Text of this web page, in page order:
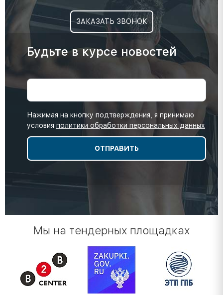
ЗАКАЗАТЬ ЗВОНОК
Будьте в курсе новостей
Нажимая на кнопку подтверждения, я принимаю
условия политики обработки персональных данных
Мы на тендерных площадках